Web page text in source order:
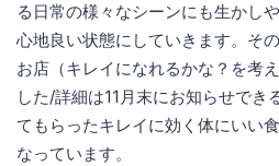
る日常の様々なシーンにも生かし
心地良い状態にしていきます。そ
お店（キレイになれるかな？を考
した/詳細は11月末にお知らせでき
てもらったキレイに効く体にいい
なっています。